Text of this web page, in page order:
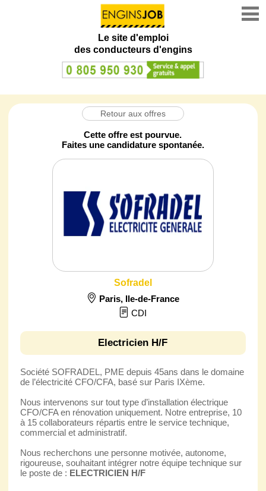
Le site d'emploi
des conducteurs d'engins
Retour aux offres
Cette offre est pourvue.
Faites une candidature spontanée.
Sofradel
Paris, Ile-de-France
CDI
Electricien H/F
Société SOFRADEL, PME depuis 45ans dans le domaine
de l’électricité CFO/CFA, basé sur Paris IXème.
Nous intervenons sur tout type d’installation électrique
CFO/CFA en rénovation uniquement. Notre entreprise, 10
à 15 collaborateurs répartis entre le service technique,
commercial et administratif.
Nous recherchons une personne motivée, autonome,
rigoureuse, souhaitant intégrer notre équipe technique sur
le poste de : ELECTRICIEN H/F